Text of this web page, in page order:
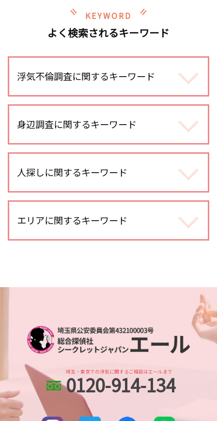
KEYWORD
よく検索されるキーワード
浮気不倫調査に関するキーワード
浮気調査 訴えられる
浮気調査 訴える
浮気調査 line
不倫調査 探偵 方法
不倫調査 探偵 空振り
オンラインゲーム 出会い
浮気調査 スマホ
不倫 疑惑
不倫調査 訴えられる
身辺調査に関するキーワード
身辺調査 企業
身辺調査 意味
ストーカー被害 対応
身辺調査 夫
身辺調査 結婚 どこまで
身辺調査 どうやって 調べる
身辺調査 期間 結婚
身辺調査 どこまでわかる 結婚
婚前調査 内容
人探しに関するキーワード
人探し どうやって
探偵 人探し どのくらい
行方不明 人探し 調査
人探し イラスト
調査依頼
行方不明 必要な情報
人探し 探偵事務所
人探し どこまで
探偵 人探し どうやって
探偵 人探し 方法
エリアに関するキーワード
川越市 スマホ調査
本川越的場 浮気不倫調査
越谷レイクタウン 人探し
大宮公園 身辺調査
北与野 身辺調査
越谷市 スマホ調査
土呂 身辺調査
川越 身辺調査
さいたま市 身辺調査
埼玉・東京での浮気に関するご相談はエールまで
0120-914-134